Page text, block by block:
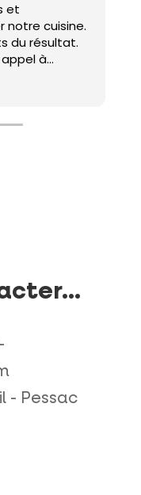
et
notre cuisine.
du résultat.
à
de
et
- Pessac